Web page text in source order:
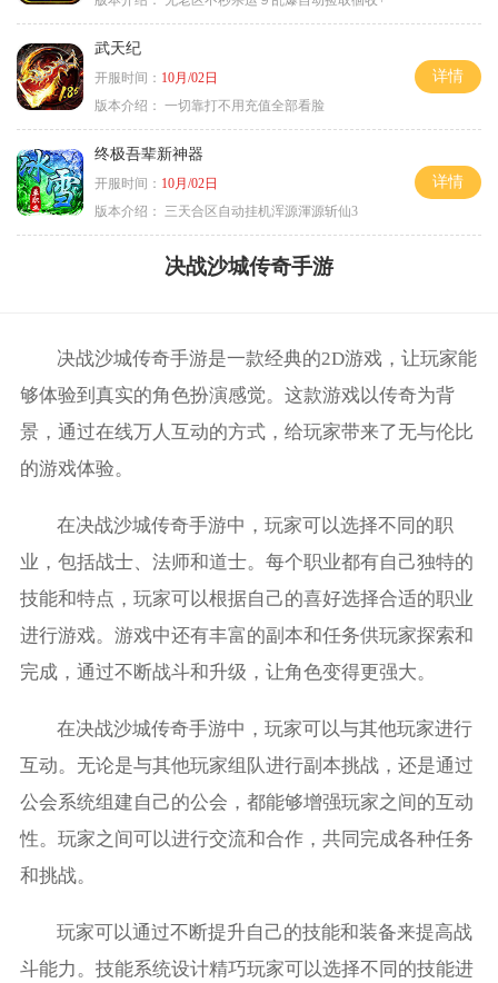
武天纪
开服时间： 10月/02日
版本介绍： 一切靠打不用充值全部看脸
详情
终极吾辈新神器
开服时间： 10月/02日
版本介绍：
三天合区自动挂机浑源渾源斩仙3
详情
决战沙城传奇手游
决战沙城传奇手游是一款经典的2D游戏，让玩家能
够体验到真实的角色扮演感觉。这款游戏以传奇为背
景，通过在线万人互动的方式，给玩家带来了无与伦比
的游戏体验。
在决战沙城传奇手游中，玩家可以选择不同的职
业，包括战士、法师和道士。每个职业都有自己独特的
技能和特点，玩家可以根据自己的喜好选择合适的职业
进行游戏。游戏中还有丰富的副本和任务供玩家探索和
完成，通过不断战斗和升级，让角色变得更强大。
在决战沙城传奇手游中，玩家可以与其他玩家进行
互动。无论是与其他玩家组队进行副本挑战，还是通过
公会系统组建自己的公会，都能够增强玩家之间的互动
性。玩家之间可以进行交流和合作，共同完成各种任务
和挑战。
玩家可以通过不断提升自己的技能和装备来提高战
斗能力。技能系统设计精巧玩家可以选择不同的技能进